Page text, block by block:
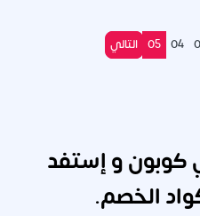
04
05 التالي
و إستفد
الخصم.